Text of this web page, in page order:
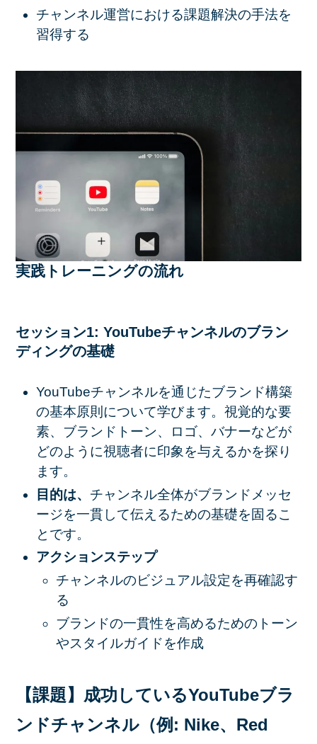
チャンネル運営における課題解決の手法を
習得する
実践トレーニングの流れ
セッション1: YouTubeチャンネルのブラン
ディングの基礎
YouTubeチャンネルを通じたブランド構築
の基本原則について学びます。視覚的な要
素、ブランドトーン、ロゴ、バナーなどが
どのように視聴者に印象を与えるかを探り
ます。
目的は、 チャンネル全体がブランドメッセ
ージを一貫して伝えるための基礎を固るこ
とです。
アクションステップ
チャンネルのビジュアル設定を再確認す
る
ブランドの一貫性を高めるためのトーン
やスタイルガイドを作成
【課題】成功しているYouTubeブラ
ンドチャンネル（例: Nike、Red